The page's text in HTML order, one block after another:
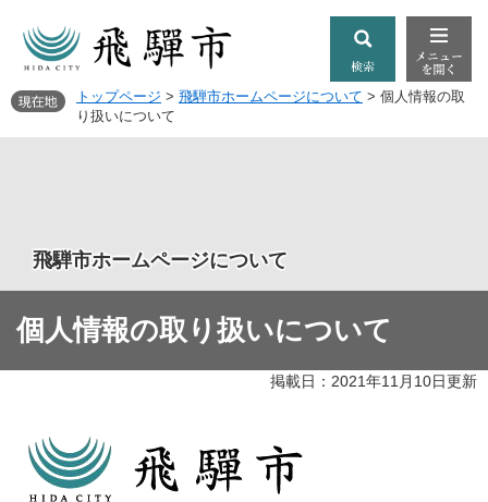
トップページ > 飛騨市ホームページについて > 個人情報の取
り扱いについて
飛騨市ホームページについて
個人情報の取り扱いについて
掲載日：2021年11月10日更新